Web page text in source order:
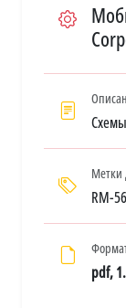
Схемы
Метки
RM-
pdf,